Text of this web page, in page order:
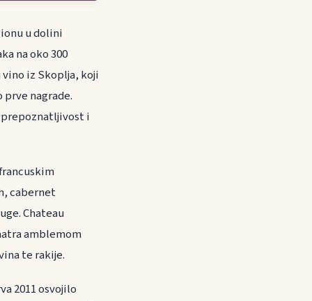
u dolini
na oko 300
iz Skoplja, koji
prve nagrade.
prepoznatljivost i
cabernet
Chateau
amblemom
te rakije.
2011 osvojilo